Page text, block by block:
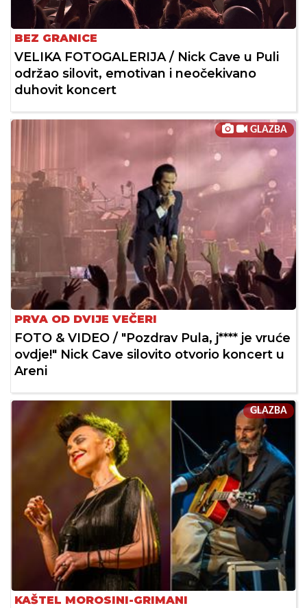
BEZ GRANICE
VELIKA FOTOGALERIJA / Nick Cave u Puli
održao silovit, emotivan i neočekivano
duhovit koncert
GLAZBA
PRVA OD DVIJE VEČERI
FOTO & VIDEO / "Pozdrav Pula, j**** je vruće
ovdje!" Nick Cave silovito otvorio koncert u
Areni
GLAZBA
KAŠTEL MOROSINI-GRIMANI